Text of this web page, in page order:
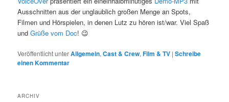
Ausschnitten aus der unglaublich großen Menge an Spots,
Filmen und Hörspielen, in denen Lutz zu hören ist/war. Viel Spaß
undGrüße vom Doc! 😉
Veröffentlicht unterAllgemein,Cast & Crew,Film & TV |Schreibe
einen Kommentar
ARCHIV